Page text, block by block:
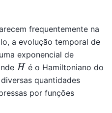
frequentemente na
a evolução temporal de
exponencial de
Hé o Hamiltoniano do
quantidades
por funções